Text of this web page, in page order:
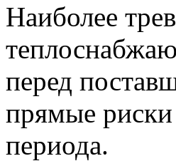
Наиболее
перед
прямые риски
периода.